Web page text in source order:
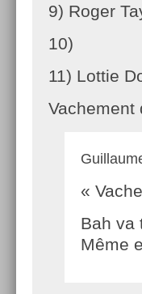
9) Roger
10)
11) Lottie
Vachement
«
Bah va
Même